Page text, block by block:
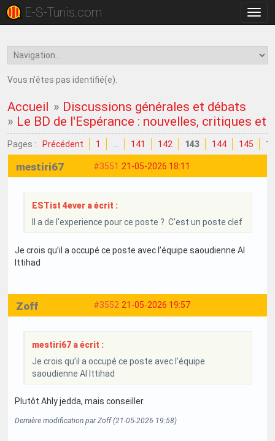
la
E-S-Tunis.com
Vous n'êtes pas identifié(e).
Accueil » Discussions générales et débats
» Le BD de l'Espérance : nouvelles, critiques et
Pages : Précédent 1 141 142 143 144 145
#3551 21-05-2026 18:11
mestiri67
ESTist 4ever a écrit :
Il a de l'experience pour ce poste ? C'est un poste clef
Je crois qu’il a occupé ce poste avec l’équipe saoudienne Al
Ittihad
#3552 21-05-2026 19:57
Zoff
mestiri67 a écrit :
Je crois qu’il a occupé ce poste avec l’équipe
saoudienne Al Ittihad
Plutôt Ahly jedda, mais conseiller.
Dernière modification par Zoff (21-05-2026 19:58)